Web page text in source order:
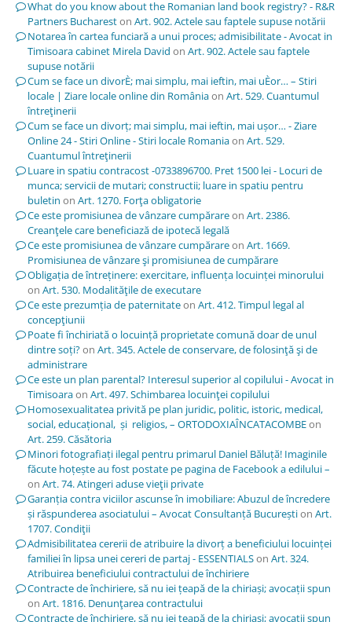
What do you know about the Romanian land book registry? - R&R
Partners Buchareston Art. 902. Actele sau faptele supuse notării
Notarea în cartea funciară a unui proces; admisibilitate - Avocat in
Timisoara cabinet Mirela David on Art. 902. Actele sau faptele
supuse notării
Cum se face un divorÈ; mai simplu, mai ieftin, mai uÈor… – Stiri
locale | Ziare locale online din Româniaon Art. 529. Cuantumul
întreţinerii
Cum se face un divorț; mai simplu, mai ieftin, mai ușor… - Ziare
Online 24 - Stiri Online - Stiri locale Romaniaon Art. 529.
Cuantumul întreţinerii
Luare in spatiu contracost -0733896700. Pret 1500 lei - Locuri de
munca; servicii de mutari; constructii; luare in spatiu pentru
buletin on Art. 1270. Forţa obligatorie
Ce este promisiunea de vânzare cumpărareon Art. 2386.
Creanţele care beneficiază de ipotecă legală
Ce este promisiunea de vânzare cumpărareon Art. 1669.
Promisiunea de vânzare şi promisiunea de cumpărare
Obligația de întreținere: exercitare, influența locuinței minorului
on Art. 530. Modalităţile de executare
Ce este prezumția de paternitateon Art. 412. Timpul legal al
concepţiunii
Poate fi închiriată o locuință proprietate comună doar de unul
dintre soți?on Art. 345. Actele de conservare, de folosinţă şi de
administrare
Ce este un plan parental? Interesul superior al copilului - Avocat in
Timisoaraon Art. 497. Schimbarea locuinţei copilului
Homosexualitatea privită pe plan juridic, politic, istoric, medical,
social, educațional, și religios, – ORTODOXIAÎNCATACOMBEon
Art. 259. Căsătoria
Minori fotografiați ilegal pentru primarul Daniel Băluță! Imaginile
făcute hoțește au fost postate pe pagina de Facebook a edilului –
on Art. 74. Atingeri aduse vieţii private
Garanția contra viciilor ascunse în imobiliare: Abuzul de încredere
și răspunderea asociatului – Avocat Consultanță Bucureștion Art.
1707. Condiţii
Admisibilitatea cererii de atribuire la divorț a beneficiului locuinței
familiei în lipsa unei cereri de partaj - ESSENTIALSon Art. 324.
Atribuirea beneficiului contractului de închiriere
Contracte de închiriere, să nu iei țeapă de la chiriași; avocații spun
on Art. 1816. Denunţarea contractului
Contracte de închiriere, să nu iei țeapă de la chiriași; avocații spun